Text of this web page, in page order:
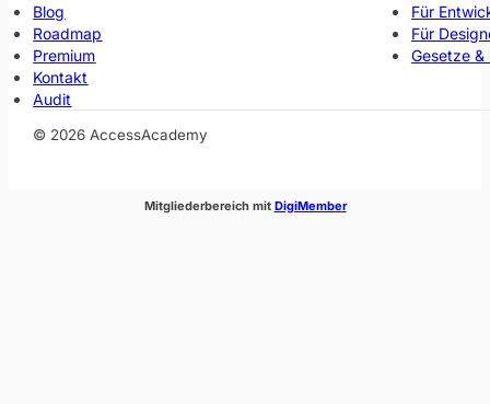
Blog
Roadmap
Premium
Kontakt
Audit
Für
Für
Gesetze
© 2026 AccessAcademy
Mitgliederbereich mit DigiMember(öffnet im neuen